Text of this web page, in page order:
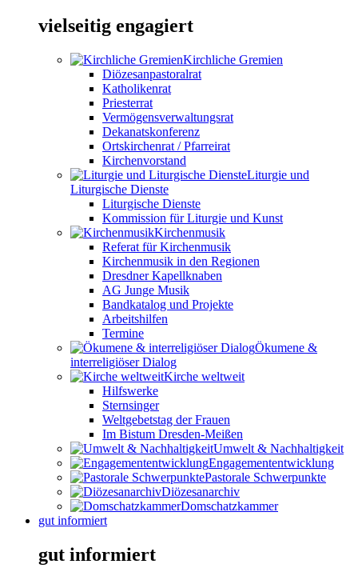
vielseitig engagiert
Kirchliche Gremien
Diözesanpastoralrat
Katholikenrat
Priesterrat
Vermögensverwaltungsrat
Dekanatskonferenz
Ortskirchenrat / Pfarreirat
Kirchenvorstand
Liturgie und
Liturgische Dienste
Liturgische Dienste
Kommission für Liturgie und Kunst
Kirchenmusik
Referat für Kirchenmusik
Kirchenmusik in den Regionen
Dresdner Kapellknaben
AG Junge Musik
Bandkatalog und Projekte
Arbeitshilfen
Termine
Ökumene &
interreligiöser Dialog
Kirche weltweit
Hilfswerke
Sternsinger
Weltgebetstag der Frauen
Im Bistum Dresden-Meißen
Umwelt & Nachhaltigkeit
Engagemententwicklung
Pastorale Schwerpunkte
Diözesanarchiv
Domschatzkammer
gut informiert
gut informiert